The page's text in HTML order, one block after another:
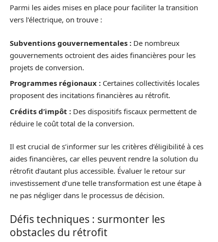
Parmi les aides mises en place pour faciliter la transition
vers l’électrique, on trouve :
Subventions gouvernementales : De nombreux
gouvernements octroient des aides financières pour les
projets de conversion.
Programmes régionaux : Certaines collectivités locales
proposent des incitations financières au rétrofit.
Crédits d’impôt : Des dispositifs fiscaux permettent de
réduire le coût total de la conversion.
Il est crucial de s’informer sur les critères d’éligibilité à ces
aides financières, car elles peuvent rendre la solution du
rétrofit d’autant plus accessible. Évaluer le retour sur
investissement d’une telle transformation est une étape à
ne pas négliger dans le processus de décision.
Défis techniques : surmonter les
obstacles du rétrofit